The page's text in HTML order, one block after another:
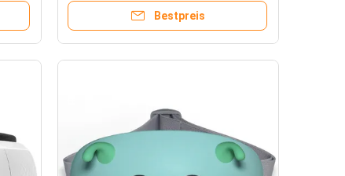
Nackenschmerzen
Bestpreis